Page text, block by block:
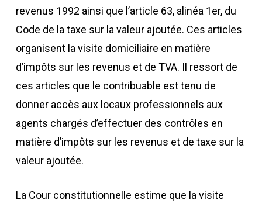
revenus 1992 ainsi que l’article 63, alinéa 1er, du
Code de la taxe sur la valeur ajoutée. Ces articles
organisent la visite domiciliaire en matière
d’impôts sur les revenus et de TVA. Il ressort de
ces articles que le contribuable est tenu de
donner accès aux locaux professionnels aux
agents chargés d’effectuer des contrôles en
matière d’impôts sur les revenus et de taxe sur la
valeur ajoutée.
La Cour constitutionnelle estime que la visite